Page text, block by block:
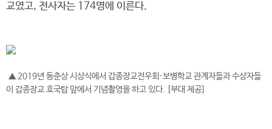
교였고, 전사자는 174명에 이른다.
▲ 2019년 동춘상 시상식에서 갑종장교전우회·보병학교 관계자들과 수상자들
이 갑종장교 호국탑 앞에서 기념촬영을 하고 있다. [부대 제공]